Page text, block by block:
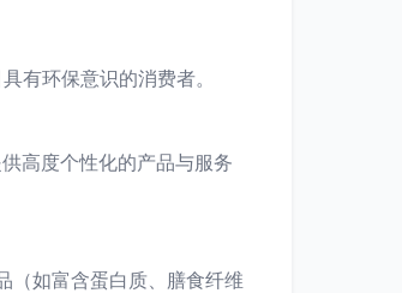
有环保意识的消费者。
高度个性化的产品与服务
（如富含蛋白质、膳食纤维